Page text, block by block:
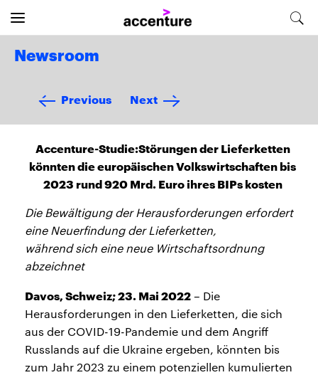
Newsroom
Previous Next
Accenture-Studie:Störungen der Lieferketten
könnten die europäischen Volkswirtschaften bis
2023 rund 920 Mrd. Euro ihres BIPs kosten
Die Bewältigung der Herausforderungen erfordert
eine Neuerfindung der Lieferketten,
während sich eine neue Wirtschaftsordnung
abzeichnet
Davos, Schweiz; 23. Mai 2022– Die
Herausforderungen in den Lieferketten, die sich
aus der COVID-19-Pandemie und dem Angriff
Russlands auf die Ukraine ergeben, könnten bis
zum Jahr 2023 zu einem potenziellen kumulierten